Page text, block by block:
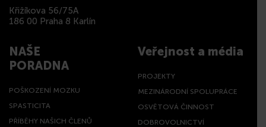
Křižíkova 56/75A
186 00 Praha 8 Karlín
NAŠE
PORADNA
POŠKOZENÍ MOZKU
SPASTICITA
PŘÍBĚHY NAŠICH ČLENŮ
Veřejnost a média
PROJEKTY
MEZINÁRODNÍ SPOLUPRÁCE
OSVĚTOVÁ ČINNOST
DOBROVOLNICTVÍ